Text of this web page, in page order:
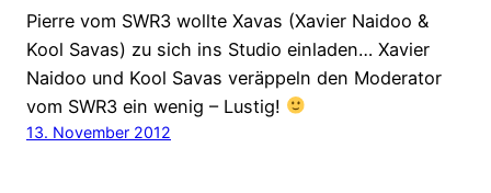
Pierre vom SWR3 wollte Xavas (Xavier Naidoo &
Kool Savas) zu sich ins Studio einladen… Xavier
Naidoo und Kool Savas veräppeln den Moderator
vom SWR3 ein wenig – Lustig!
13. November 2012